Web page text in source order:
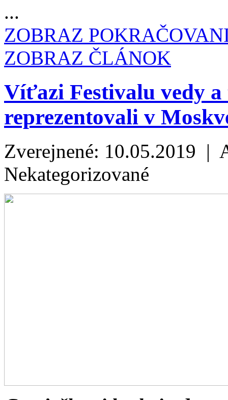
...
ZOBRAZ
ZOBRAZ ČLÁNOK
Víťazi Festivalu vedy
reprezentovali v
Zverejnené: 10.05.2019 |
Nekategorizované